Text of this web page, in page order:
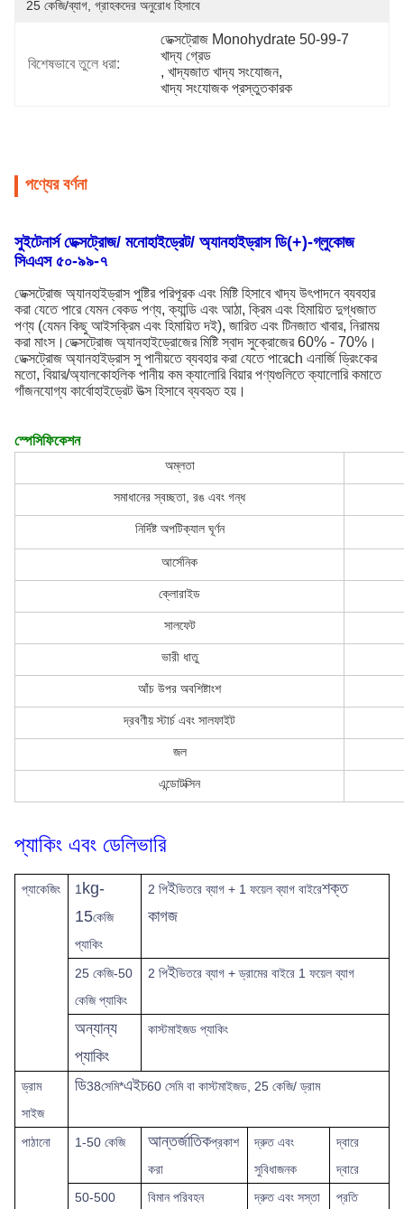
25 কেজি/ব্যাগ, গ্রাহকদের অনুরোধ হিসাবে
বিশেষভাবে তুলে ধরা:
ডেক্সট্রোজ Monohydrate 50-99-7
খাদ্য গ্রেড
, খাদ্যজাত খাদ্য সংযোজন,
খাদ্য সংযোজক প্রস্তুতকারক
পণ্যের বর্ণনা
সুইটেনার্স ডেক্সট্রোজ/ মনোহাইড্রেট/ অ্যানহাইড্রাস ডি(+)-গ্লুকোজ
সিএএস ৫০-৯৯-৭
ডেক্সট্রোজ অ্যানহাইড্রাস পুষ্টির পরিপূরক এবং মিষ্টি হিসাবে খাদ্য উৎপাদনে ব্যবহার
করা যেতে পারে যেমন বেকড পণ্য, ক্যান্ডি এবং আঠা, ক্রিম এবং হিমায়িত দুগ্ধজাত
পণ্য (যেমন কিছু আইসক্রিম এবং হিমায়িত দই), জারিত এবং টিনজাত খাবার, নিরাময়
করা মাংস।ডেক্সট্রোজ অ্যানহাইড্রোজের মিষ্টি স্বাদ সুক্রোজের 60% - 70%।
ডেক্সট্রোজ অ্যানহাইড্রাস সু পানীয়তে ব্যবহার করা যেতে পারেch এনার্জি ড্রিংকের
মতো, বিয়ার/অ্যালকোহলিক পানীয় কম ক্যালোরি বিয়ার পণ্যগুলিতে ক্যালোরি কমাতে
গাঁজনযোগ্য কার্বোহাইড্রেট উত্স হিসাবে ব্যবহৃত হয়।
স্পেসিফিকেশন
অম্লতা
সমাধানের স্বচ্ছতা, রঙ এবং গন্ধ
নির্দিষ্ট অপটিক্যাল ঘূর্ণন
আর্সেনিক
ক্লোরাইড
সালফেট
ভারী ধাতু
আঁচ উপর অবশিষ্টাংশ
দ্রবণীয় স্টার্চ এবং সালফাইট
জল
এন্ডোটক্সিন
প্যাকিং এবং ডেলিভারি
প্যাকেজিং 1 kg-
15কেজি
প্যাকিং
2 পিইভিতরে ব্যাগ + 1 ফয়েল ব্যাগ বাইরেশক্ত
কাগজ
25 কেজি-50
কেজি প্যাকিং
2 পিইভিতরে ব্যাগ + ড্রামের বাইরে 1 ফয়েল ব্যাগ
অন্যান্য
প্যাকিং
কাস্টমাইজড প্যাকিং
ড্রাম
সাইজ
ডি38সেমি*এইচ60 সেমি বা কাস্টমাইজড, 25 কেজি/ ড্রাম
পাঠানো 1-50 কেজি আন্তর্জাতিকপ্রকাশ
করা
দ্রুত এবং
সুবিধাজনক
দ্বারে
দ্বারে
50-500
বিমান পরিবহন দ্রুত এবং সস্তা প্রতি